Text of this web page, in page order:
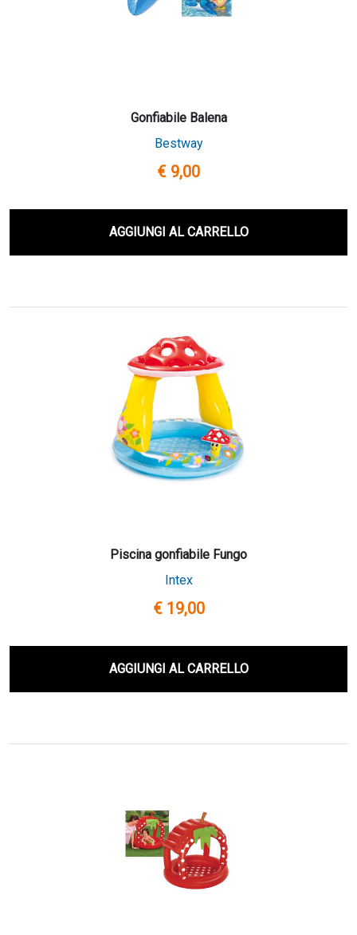
Gonfiabile Balena
Bestway
€ 9,00
AGGIUNGI AL CARRELLO
Piscina gonfiabile Fungo
Intex
€ 19,00
AGGIUNGI AL CARRELLO